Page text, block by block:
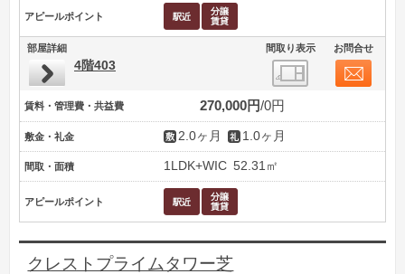
アピールポイント
部屋詳細 間取り表示 お問合せ
4階403
賃料・管理費・共益費 270,000円 0円
敷金・礼金 2.0ヶ月 1.0ヶ月
間取・面積 1LDK+WIC 52.31㎡
アピールポイント
クレストプライムタワー芝